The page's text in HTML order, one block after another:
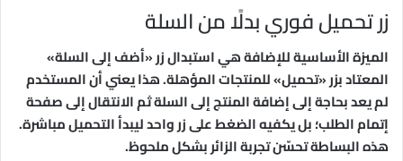
زر تحميل فوري بدلًا من السلة
الميزة الأساسية للإضافة هي استبدال زر «أضف إلى السلة»
المعتاد بزر «تحميل» للمنتجات المؤهلة. هذا يعني أن المستخدم
لم يعد بحاجة إلى إضافة المنتج إلى السلة ثم الانتقال إلى صفحة
إتمام الطلب؛ بل يكفيه الضغط على زر واحد ليبدأ التحميل مباشرة.
هذه البساطة تحسّن تجربة الزائر بشكل ملحوظ.